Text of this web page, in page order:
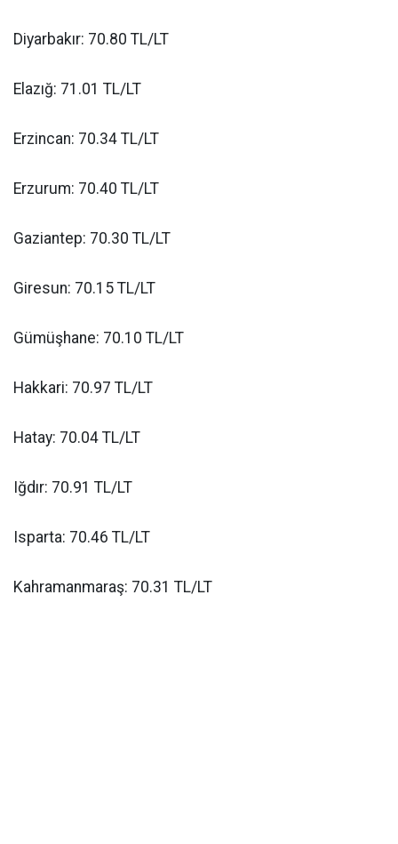
Diyarbakır: 70.80 TL/LT
Elazığ: 71.01 TL/LT
Erzincan: 70.34 TL/LT
Erzurum: 70.40 TL/LT
Gaziantep: 70.30 TL/LT
Giresun: 70.15 TL/LT
Gümüşhane: 70.10 TL/LT
Hakkari: 70.97 TL/LT
Hatay: 70.04 TL/LT
Iğdır: 70.91 TL/LT
Isparta: 70.46 TL/LT
Kahramanmaraş: 70.31 TL/LT